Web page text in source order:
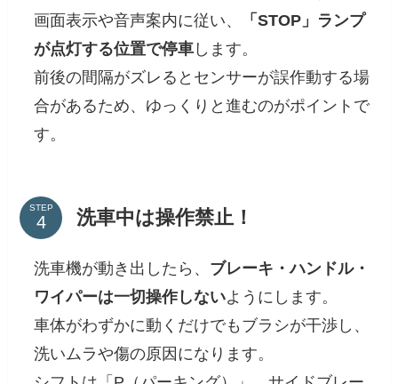
画面表示や音声案内に従い、
「STOP」ランプ
が点灯する位置で停車 します。
前後の間隔がズレるとセンサーが誤作動する場
合があるため、ゆっくりと進むのがポイントで
す。
STEP 洗車中は操作禁止！
洗車機が動き出したら、 ブレーキ・ハンドル・
ワイパーは一切操作しないようにします。
車体がわずかに動くだけでもブラシが干渉し、
洗いムラや傷の原因になります。